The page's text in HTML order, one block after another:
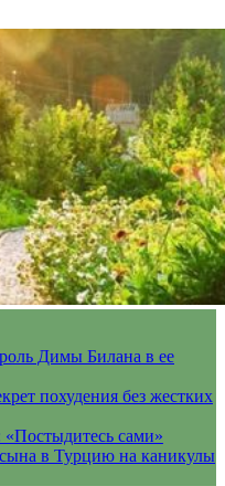
Димы Билана в ее
похудения без жестких
«Постыдитесь сами»
в Турцию на каникулы